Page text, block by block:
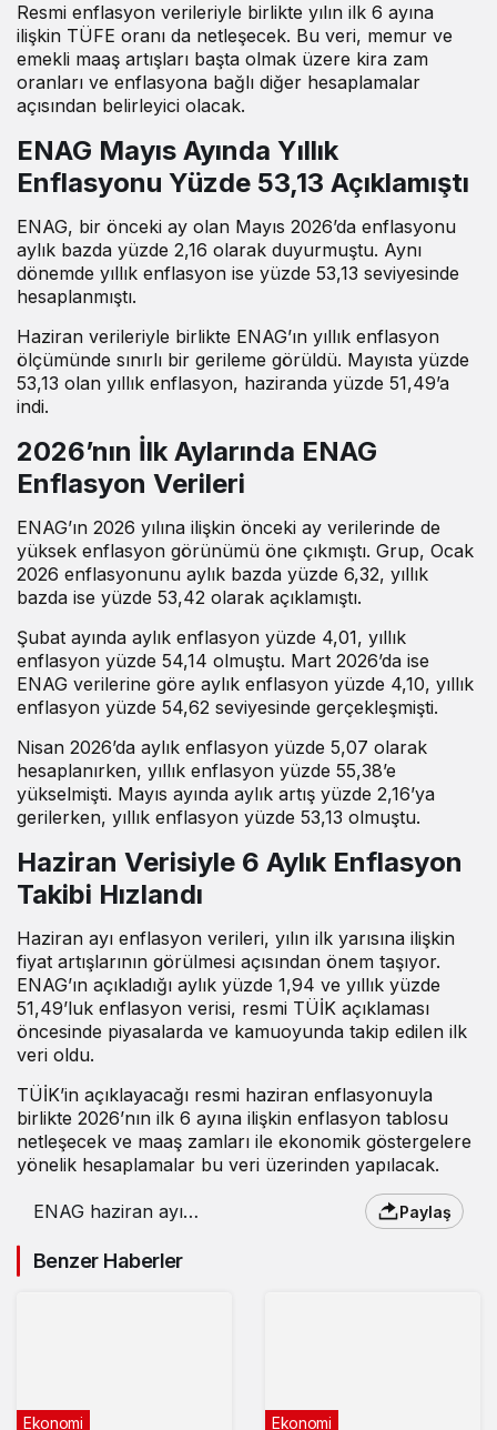
Resmi enflasyon verileriyle birlikte yılın ilk 6 ayına
ilişkin TÜFE oranı da netleşecek. Bu veri, memur ve
emekli maaş artışları başta olmak üzere kira zam
oranları ve enflasyona bağlı diğer hesaplamalar
açısından belirleyici olacak.
ENAG Mayıs Ayında Yıllık
Enflasyonu Yüzde 53,13 Açıklamıştı
ENAG, bir önceki ay olan Mayıs 2026’da enflasyonu
aylık bazda yüzde 2,16 olarak duyurmuştu. Aynı
dönemde yıllık enflasyon ise yüzde 53,13 seviyesinde
hesaplanmıştı.
Haziran verileriyle birlikte ENAG’ın yıllık enflasyon
ölçümünde sınırlı bir gerileme görüldü. Mayısta yüzde
53,13 olan yıllık enflasyon, haziranda yüzde 51,49’a
indi.
2026’nın İlk Aylarında ENAG
Enflasyon Verileri
ENAG’ın 2026 yılına ilişkin önceki ay verilerinde de
yüksek enflasyon görünümü öne çıkmıştı. Grup, Ocak
2026 enflasyonunu aylık bazda yüzde 6,32, yıllık
bazda ise yüzde 53,42 olarak açıklamıştı.
Şubat ayında aylık enflasyon yüzde 4,01, yıllık
enflasyon yüzde 54,14 olmuştu. Mart 2026’da ise
ENAG verilerine göre aylık enflasyon yüzde 4,10, yıllık
enflasyon yüzde 54,62 seviyesinde gerçekleşmişti.
Nisan 2026’da aylık enflasyon yüzde 5,07 olarak
hesaplanırken, yıllık enflasyon yüzde 55,38’e
yükselmişti. Mayıs ayında aylık artış yüzde 2,16’ya
gerilerken, yıllık enflasyon yüzde 53,13 olmuştu.
Haziran Verisiyle 6 Aylık Enflasyon
Takibi Hızlandı
Haziran ayı enflasyon verileri, yılın ilk yarısına ilişkin
fiyat artışlarının görülmesi açısından önem taşıyor.
ENAG’ın açıkladığı aylık yüzde 1,94 ve yıllık yüzde
51,49’luk enflasyon verisi, resmi TÜİK açıklaması
öncesinde piyasalarda ve kamuoyunda takip edilen ilk
veri oldu.
TÜİK’in açıklayacağı resmi haziran enflasyonuyla
birlikte 2026’nın ilk 6 ayına ilişkin enflasyon tablosu
netleşecek ve maaş zamları ile ekonomik göstergelere
yönelik hesaplamalar bu veri üzerinden yapılacak.
ENAG haziran ayı
Paylaş
Benzer Haberler
Ekonomi Ekonomi